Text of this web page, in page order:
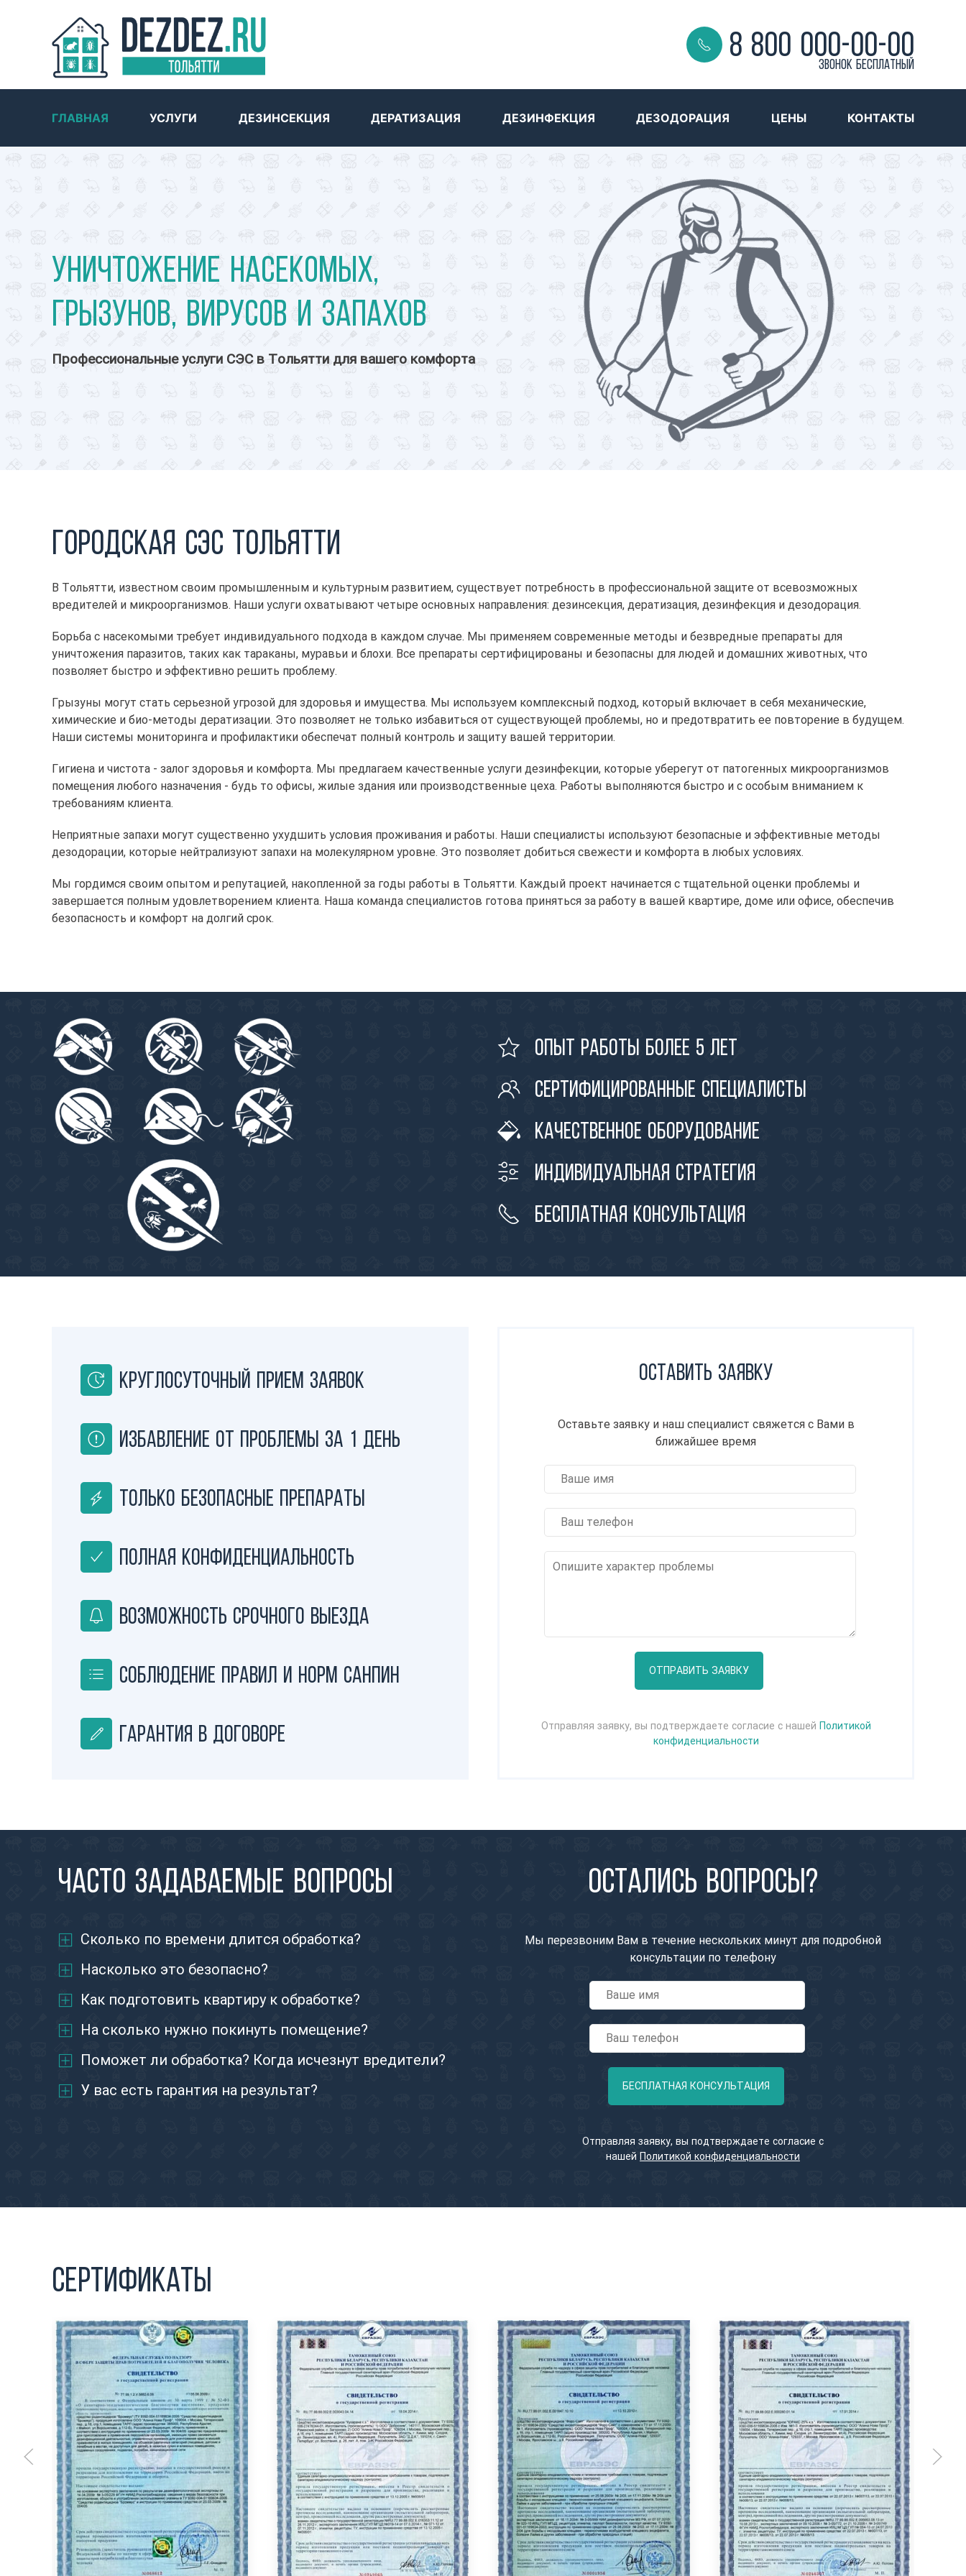
8 800 000-00-00
Звонок бесплатный
ГЛАВНАЯ УСЛУГИ ДЕЗИНСЕКЦИЯ ДЕРАТИЗАЦИЯ ДЕЗИНФЕКЦИЯ ДЕЗОДОРАЦИЯ ЦЕНЫ КОНТАКТЫ
Уничтожение насекомых,
грызунов, вирусов и запахов
Профессиональные услуги СЭС в Тольятти для вашего комфорта
Городская СЭС Тольятти
В Тольятти, известном своим промышленным и культурным развитием, существует потребность в профессиональной защите от всевозможных
вредителей и микроорганизмов. Наши услуги охватывают четыре основных направления: дезинсекция, дератизация, дезинфекция и дезодорация.
Борьба с насекомыми требует индивидуального подхода в каждом случае. Мы применяем современные методы и безвредные препараты для
уничтожения паразитов, таких как тараканы, муравьи и блохи. Все препараты сертифицированы и безопасны для людей и домашних животных, что
позволяет быстро и эффективно решить проблему.
Грызуны могут стать серьезной угрозой для здоровья и имущества. Мы используем комплексный подход, который включает в себя механические,
химические и био-методы дератизации. Это позволяет не только избавиться от существующей проблемы, но и предотвратить ее повторение в будущем.
Наши системы мониторинга и профилактики обеспечат полный контроль и защиту вашей территории.
Гигиена и чистота - залог здоровья и комфорта. Мы предлагаем качественные услуги дезинфекции, которые уберегут от патогенных микроорганизмов
помещения любого назначения - будь то офисы, жилые здания или производственные цеха. Работы выполняются быстро и с особым вниманием к
требованиям клиента.
Неприятные запахи могут существенно ухудшить условия проживания и работы. Наши специалисты используют безопасные и эффективные методы
дезодорации, которые нейтрализуют запахи на молекулярном уровне. Это позволяет добиться свежести и комфорта в любых условиях.
Мы гордимся своим опытом и репутацией, накопленной за годы работы в Тольятти. Каждый проект начинается с тщательной оценки проблемы и
завершается полным удовлетворением клиента. Наша команда специалистов готова приняться за работу в вашей квартире, доме или офисе, обеспечив
безопасность и комфорт на долгий срок.
Опыт работы более 5 лет
Сертифицированные специалисты
Качественное оборудование
Индивидуальная стратегия
Бесплатная консультация
Круглосуточный прием заявок
Избавление от проблемы за 1 день
Только безопасные препараты
Полная конфиденциальность
Возможность срочного выезда
Соблюдение правил и норм СанПиН
Гарантия в договоре
Оставить заявку
Оставьте заявку и наш специалист свяжется с Вами в
ближайшее время
ОТПРАВИТЬ ЗАЯВКУ
Отправляя заявку, вы подтверждаете согласие с нашей
Политикой
конфиденциальности
Часто задаваемые вопросы
Сколько по времени длится обработка?
Насколько это безопасно?
Как подготовить квартиру к обработке?
На сколько нужно покинуть помещение?
Поможет ли обработка? Когда исчезнут вредители?
У вас есть гарантия на результат?
Остались вопросы?
Мы перезвоним Вам в течение нескольких минут для подробной
консультации по телефону
БЕСПЛАТНАЯ КОНСУЛЬТАЦИЯ
Отправляя заявку, вы подтверждаете согласие с
нашей
Политикой конфиденциальности
Сертификаты